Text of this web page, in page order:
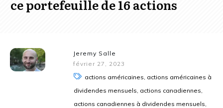
ce portefeuille de 16 actions
Jeremy Salle
février 27, 2023
actions américaines, actions américaines à
dividendes mensuels, actions canadiennes,
actions canadiennes à dividendes mensuels,